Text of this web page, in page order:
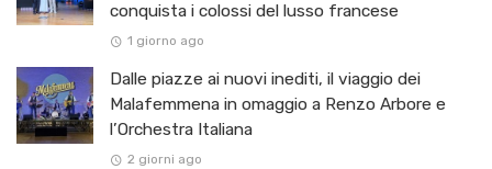
conquista i colossi del lusso francese
1 giorno ago
Dalle piazze ai nuovi inediti, il viaggio dei
Malafemmena in omaggio a Renzo Arbore e
l’Orchestra Italiana ​
2 giorni ago